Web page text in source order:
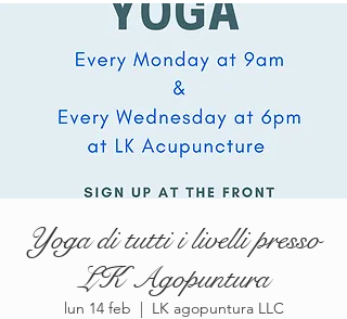
Yoga di tutti i livelli presso
LK Agopuntura
lun 14 feb
  |
LK agopuntura LLC